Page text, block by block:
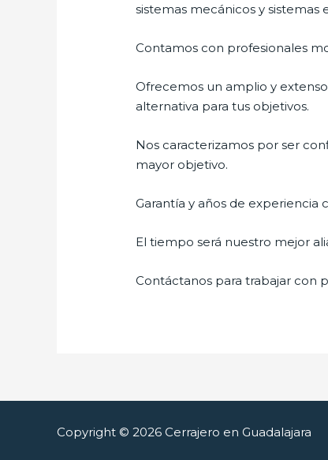
sistemas mecánicos y
Contamos con profesionales
Ofrecemos un amplio y
alternativa para tus objetivos.
Nos caracterizamos por ser
mayor objetivo.
Garantía y años de experiencia
El tiempo será nuestro mejor
Contáctanos para trabajar con
Copyright © 2026 Cerrajero en Guadalajara